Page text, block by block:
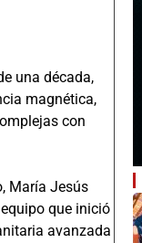
una década,
magnética,
con
María Jesús
que inició
avanzada